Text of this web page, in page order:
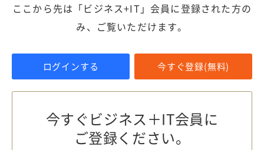
ここから先は「ビジネス+IT」会員に登録された方の
み、ご覧いただけます。
ログインする 今すぐ登録(無料)
今すぐビジネス＋IT会員に
ご登録ください。